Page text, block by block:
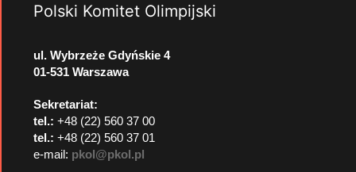
Polski Komitet Olimpijski
ul. Wybrzeże Gdyńskie 4
01-531 Warszawa
Sekretariat:
tel.: +48 (22) 560 37 00
tel.: +48 (22) 560 37 01
e-mail: pkol@pkol.pl